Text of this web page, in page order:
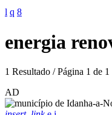
energia
1 Resultado / Página 1 de 1
AD